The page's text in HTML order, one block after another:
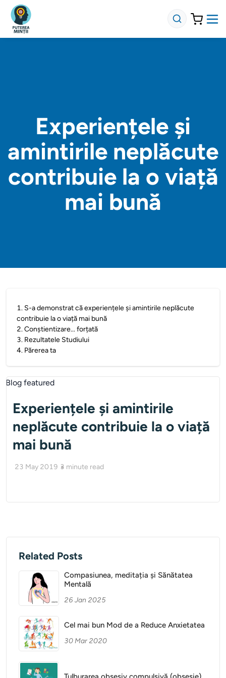
Experiențele și
amintirile neplăcute
contribuie la o viață
mai bună
1. S-a demonstrat că experiențele și amintirile neplăcute
contribuie la o viață mai bună
2.Conștientizare... forțată
3. Rezultatele Studiului
4. Părerea ta
Experiențele și amintirile
neplăcute contribuie la o viață
mai bună
23 May 2019 3 minute read
Related Posts
Compasiunea, meditația și Sănătatea
Mentală
26 Jan 2025
Cel mai bun Mod de a Reduce Anxietatea
30 Mar 2020